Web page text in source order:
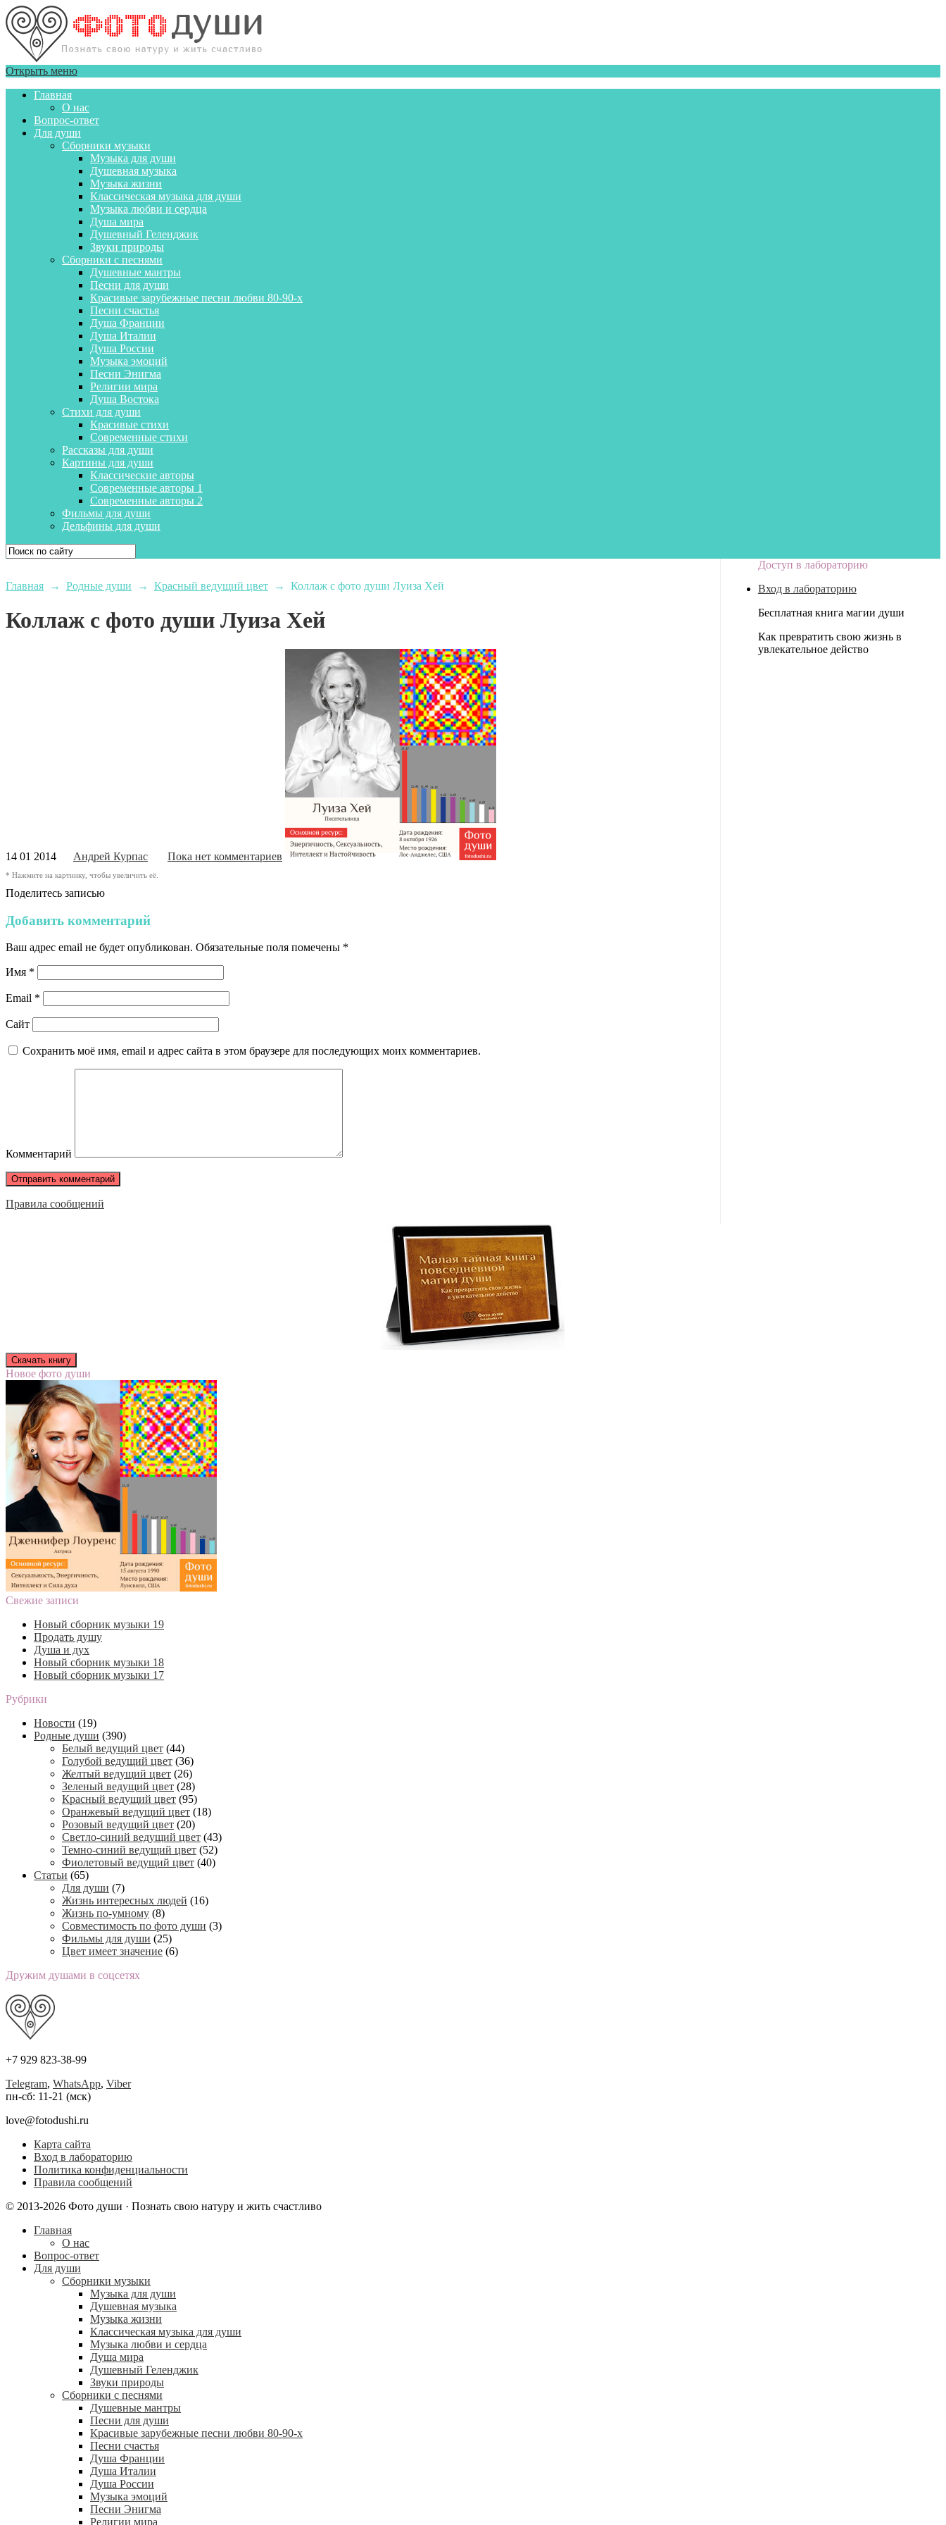
Открыть меню
Главная
О нас
Вопрос-ответ
Для души
Сборники музыки
Музыка для души
Душевная музыка
Музыка жизни
Классическая музыка для души
Музыка любви и сердца
Душа мира
Душевный Геленджик
Звуки природы
Сборники с песнями
Душевные мантры
Песни для души
Красивые зарубежные песни любви 80-90-х
Песни счастья
Душа Франции
Душа Италии
Душа России
Музыка эмоций
Песни Энигма
Религии мира
Душа Востока
Стихи для души
Красивые стихи
Современные стихи
Рассказы для души
Картины для души
Классические авторы
Современные авторы 1
Современные авторы 2
Фильмы для души
Дельфины для души
Главная → Родные души → Красный ведущий цвет → Коллаж с фото души Луиза Хей
Коллаж с фото души Луиза Хей
14 01 2014 Андрей Курпас Пока нет комментариев
* Нажмите на картинку, чтобы увеличить её.
Поделитесь записью
Добавить комментарий
Ваш адрес email не будет опубликован. Обязательные поля помечены *
Имя *
Email *
Сайт
Сохранить моё имя, email и адрес сайта в этом браузере для последующих моих комментариев.
Комментарий
Правила сообщений
Доступ в лабораторию
Вход в лабораторию
Бесплатная книга магии души
Как превратить свою жизнь в
увлекательное действо
Новое фото души
Свежие записи
Новый сборник музыки 19
Продать душу
Душа и дух
Новый сборник музыки 18
Новый сборник музыки 17
Рубрики
Новости (19)
Родные души (390)
Белый ведущий цвет (44)
Голубой ведущий цвет (36)
Желтый ведущий цвет (26)
Зеленый ведущий цвет (28)
Красный ведущий цвет (95)
Оранжевый ведущий цвет (18)
Розовый ведущий цвет (20)
Светло-синий ведущий цвет (43)
Темно-синий ведущий цвет (52)
Фиолетовый ведущий цвет (40)
Статьи (65)
Для души (7)
Жизнь интересных людей (16)
Жизнь по-умному (8)
Совместимость по фото души (3)
Фильмы для души (25)
Цвет имеет значение (6)
Дружим душами в соцсетях
+7 929 823-38-99
Telegram, WhatsApp, Viber
пн-сб: 11-21 (мск)
love@fotodushi.ru
Карта сайта
Вход в лабораторию
Политика конфиденциальности
Правила сообщений
© 2013-2026 Фото души · Познать свою натуру и жить счастливо
Главная
О нас
Вопрос-ответ
Для души
Сборники музыки
Музыка для души
Душевная музыка
Музыка жизни
Классическая музыка для души
Музыка любви и сердца
Душа мира
Душевный Геленджик
Звуки природы
Сборники с песнями
Душевные мантры
Песни для души
Красивые зарубежные песни любви 80-90-х
Песни счастья
Душа Франции
Душа Италии
Душа России
Музыка эмоций
Песни Энигма
Религии мира